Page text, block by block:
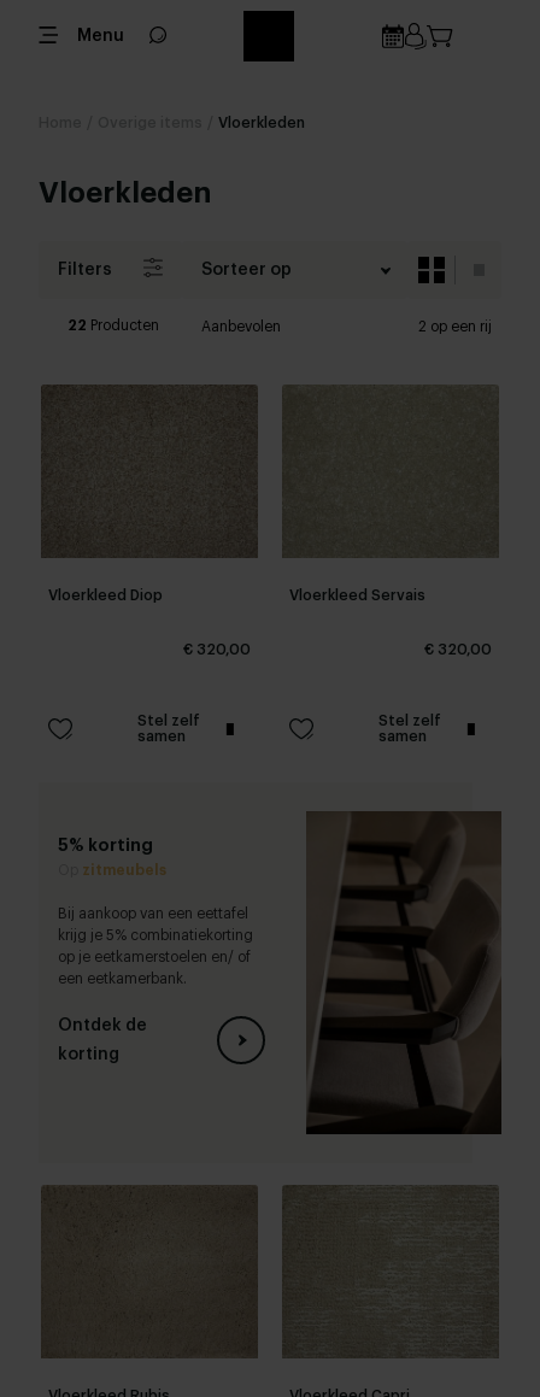
Menu
Vloerkleden
Vloerkleden
Filters
22 Producten
Sorteer op
Aanbevolen 2 op een rij
Vloerkleed Diop
€ 320,00
Stel zelf
samen
Vloerkleed Servais
€ 320,00
Stel zelf
samen
5% korting
zitmeubels
Bij aankoop van een eettafel
krijg je 5% combinatiekorting
op je eetkamerstoelen en/ of
een eetkamerbank.
Ontdek de
korting